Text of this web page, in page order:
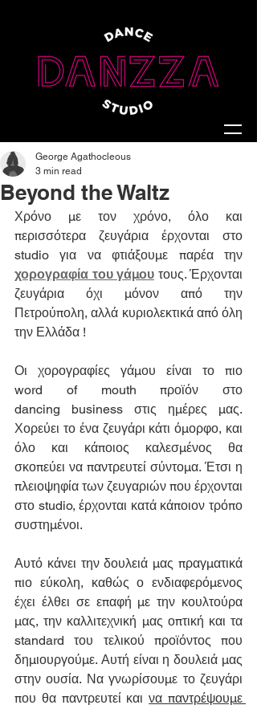
Beyond the Waltz
George Agathocleous
3 min read
Χρόνο με τον χρόνο, όλο και
περισσότερα ζευγάρια έρχονται στο
χορογραφία του γάμου τους. Έρχονται
ζευγάρια όχι μόνον από την
Πετρούπολη, αλλά κυριολεκτικά από όλη
την Ελλάδα !
Οι χορογραφίες γάμου είναι το πιο
word of mouth προϊόν στο
dancing business στις ημέρες μας.
Χορεύει το ένα ζευγάρι κάτι όμορφο, και
όλο και κάποιος καλεσμένος θα
σκοπεύει να παντρευτεί σύντομα. Έτσι η
πλειοψηφία των ζευγαριών που έρχονται
στο studio, έρχονται κατά κάποιον τρόπο
συστημένοι.
Αυτό κάνει την δουλειά μας πραγματικά
πιο εύκολη, καθώς ο ενδιαφερόμενος
έχει έλθει σε επαφή με την κουλτούρα
μας, την καλλιτεχνική μας οπτική και τα
standard του τελικού προϊόντος που
δημιουργούμε. Αυτή είναι η δουλειά μας
στην ουσία. Να γνωρίσουμε το ζευγάρι
που θα παντρευτεί και να παντρέψουμε